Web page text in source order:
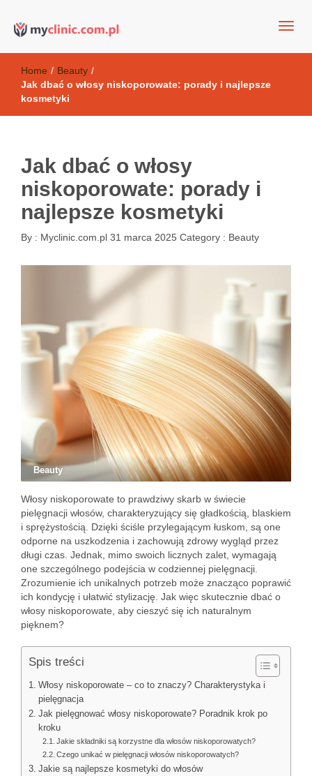
Kosmetyki antyoksydacyjne
Home / Beauty /
Jak dbać o włosy niskoporowate: porady i najlepsze
kosmetyki
Jak dbać o włosy
niskoporowate: porady i
najlepsze kosmetyki
By : Myclinic.com.pl 31 marca 2025 Category : Beauty
Beauty
Włosy niskoporowate to prawdziwy skarb w świecie
pielęgnacji włosów, charakteryzujący się gładkością, blaskiem
i sprężystością. Dzięki ściśle przylegającym łuskom, są one
odporne na uszkodzenia i zachowują zdrowy wygląd przez
długi czas. Jednak, mimo swoich licznych zalet, wymagają
one szczególnego podejścia w codziennej pielęgnacji.
Zrozumienie ich unikalnych potrzeb może znacząco poprawić
ich kondycję i ułatwić stylizację. Jak więc skutecznie dbać o
włosy niskoporowate, aby cieszyć się ich naturalnym
pięknem?
Spis treści
Włosy niskoporowate – co to znaczy? Charakterystyka i
pielęgnacja
Jak pielęgnować włosy niskoporowate? Poradnik krok po
kroku
Jakie składniki są korzystne dla włosów niskoporowatych?
Czego unikać w pielęgnacji włosów niskoporowatych?
Jakie są najlepsze kosmetyki do włosów